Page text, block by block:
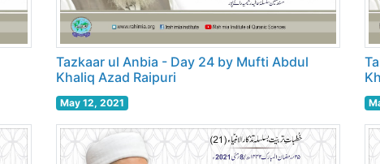
Tazkaar ul Anbia - Day 24 by Mufti Abdul
Khaliq Azad Raipuri
May 12, 2021